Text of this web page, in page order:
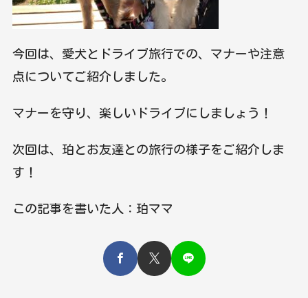
今回は、愛犬とドライブ旅行での、マナーや注意
点についてご紹介しました。
マナーを守り、楽しいドライブにしましょう！
次回は、珀とお友達との旅行の様子をご紹介しま
す！
この記事を書いた人：珀ママ